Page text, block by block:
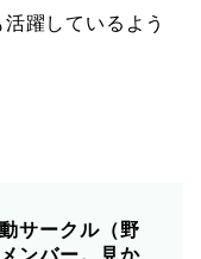
躍しているよう
サークル（野
ンバー。見か